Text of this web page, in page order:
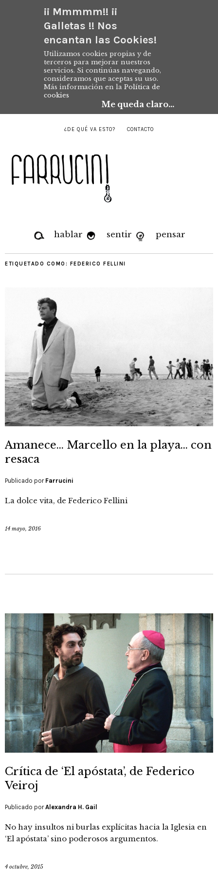
¡¡ Mmmmm!! ¡¡
Galletas !! Nos
encantan las Cookies!
Utilizamos cookies propias y de
terceros para mejorar nuestros
servicios. Si continúas navegando,
consideramos que aceptas su uso.
Más información en la Política de
cookies
Me queda claro...
¿DE QUÉ VA ESTO? CONTACTO
hablar sentir pensar
ETIQUETADO COMO: FEDERICO FELLINI
Amanece… Marcello en la playa… con
resaca
Publicado por Farrucini
La dolce vita, de Federico Fellini
14 mayo, 2016
Crítica de ‘El apóstata’, de Federico
Veiroj
Publicado porAlexandra H. Gail
No hay insultos ni burlas explícitas hacia la Iglesia en
‘El apóstata’ sino poderosos argumentos.
4 octubre, 2015